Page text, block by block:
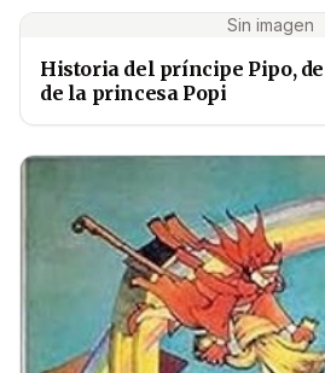
Sin imagen
Historia del príncipe Pipo,
de la princesa Popi